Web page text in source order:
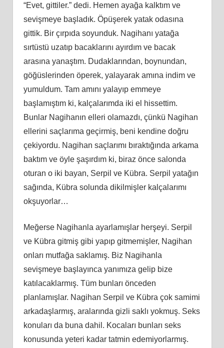
“Evet, gittiler.” dedi. Hemen ayağa kalktım ve
sevişmeye başladık. Öpüşerek yatak odasına
gittik. Bir çırpıda soyunduk. Nagihanı yatağa
sırtüstü uzatıp bacaklarını ayırdım ve bacak
arasına yanaştım. Dudaklarından, boynundan,
göğüslerinden öperek, yalayarak amına indim ve
yumuldum. Tam amını yalayıp emmeye
başlamıştım ki, kalçalarımda iki el hissettim.
Bunlar Nagihanın elleri olamazdı, çünkü Nagihan
ellerini saçlarıma geçirmiş, beni kendine doğru
çekiyordu. Nagihan saçlarımı bıraktığında arkama
baktım ve öyle şaşırdım ki, biraz önce salonda
oturan o iki bayan, Serpil ve Kübra. Serpil yatağın
sağında, Kübra solunda dikilmişler kalçalarımı
okşuyorlar…
Meğerse Nagihanla ayarlamışlar herşeyi. Serpil
ve Kübra gitmiş gibi yapıp gitmemişler, Nagihan
onları mutfağa saklamış. Biz Nagihanla
sevişmeye başlayınca yanımıza gelip bize
katılacaklarmış. Tüm bunları önceden
planlamışlar. Nagihan Serpil ve Kübra çok samimi
arkadaşlarmış, aralarında gizli saklı yokmuş. Seks
konuları da buna dahil. Kocaları bunları seks
konusunda yeteri kadar tatmin edemiyorlarmış.